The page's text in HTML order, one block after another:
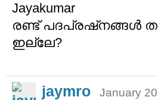
Jayakumar
രണ്ട് പദപ്രഷ്നങ്ങള്‍
ഇല്ലേ?
jaymro January